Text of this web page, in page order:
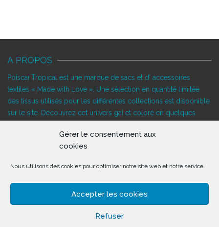
Gérer le consentement aux
cookies
Nous utilisons des cookies pour optimiser notre site web et notre service.
Accepter les cookies
Refuser
A PROPOS
Poiscaï Tropical est une marque de sacs et d’ accessoires
textiles « Made with Love ». Une sélection en quantité limitée
des tissus utilisés pour les différentes collections est disponible
sur le site. Découvrez cet univers gai et coloré en quelques
SUIVEZ-NOUS!